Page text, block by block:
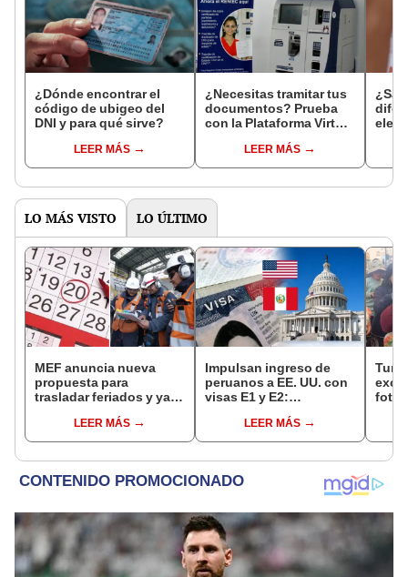
¿Dónde encontrar el
código de ubigeo del
DNI y para qué sirve?
LEER MÁS
¿Necesitas tramitar tus
documentos? Prueba
con la Plataforma Virtual
LEER MÁS
LO MÁS VISTO LO ÚLTIMO
MEF anuncia nueva
propuesta para
trasladar feriados y ya
“Lunes es mejor día”
LEER MÁS
Impulsan ingreso de
peruanos a EE. UU. con
visas E1 y E2:
pymes serían los más
beneficiados
LEER MÁS